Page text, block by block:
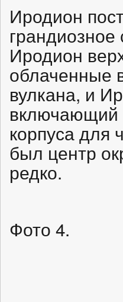
Иродион
Иродион
облаченные
вулкана, и
включающий
корпуса для
был центр
редко.
Фото 4.